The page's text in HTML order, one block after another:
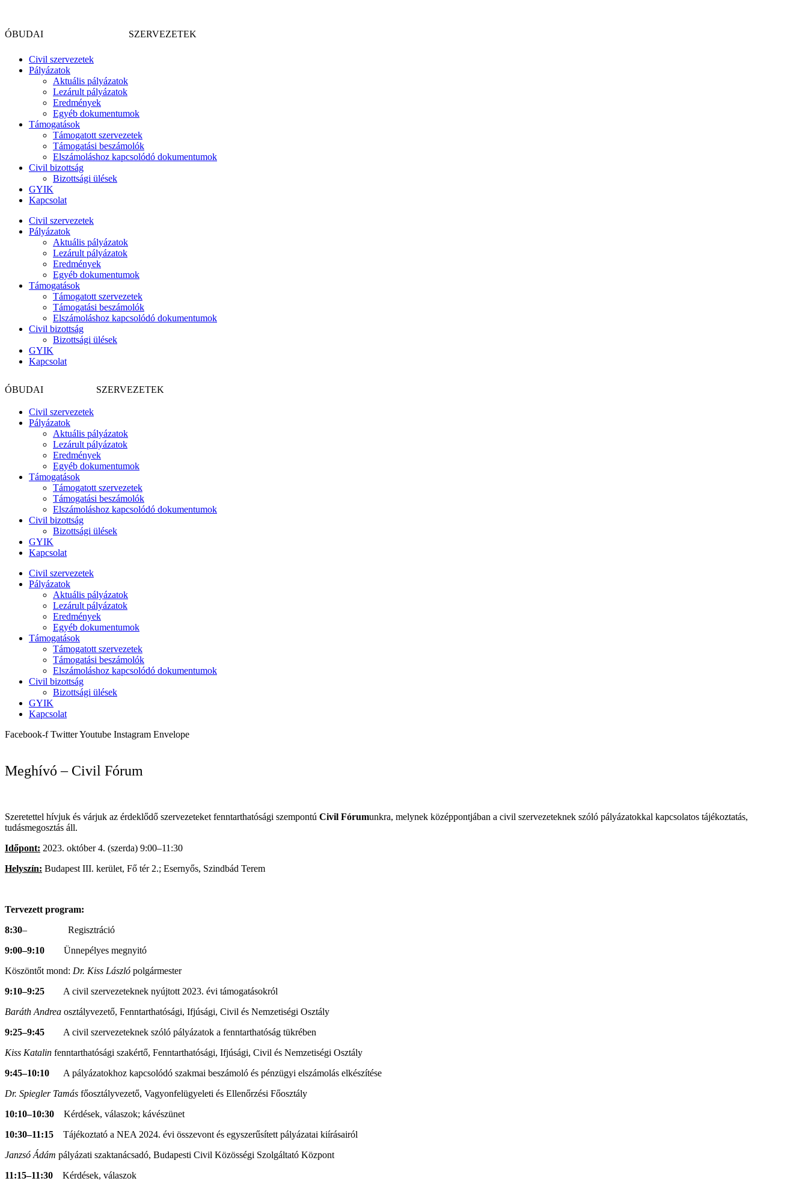
content
ÓBUDAI SZERVEZETEK
Civil szervezetek
Pályázatok
Aktuális pályázatok
Lezárult pályázatok
Eredmények
Egyéb dokumentumok
Támogatások
Támogatott szervezetek
Támogatási beszámolók
Elszámoláshoz kapcsolódó dokumentumok
Civil bizottság
Bizottsági ülések
GYIK
Kapcsolat
Civil szervezetek
Pályázatok
Aktuális pályázatok
Lezárult pályázatok
Eredmények
Egyéb dokumentumok
Támogatások
Támogatott szervezetek
Támogatási beszámolók
Elszámoláshoz kapcsolódó dokumentumok
Civil bizottság
Bizottsági ülések
GYIK
Kapcsolat
ÓBUDAI SZERVEZETEK
Civil szervezetek
Pályázatok
Aktuális pályázatok
Lezárult pályázatok
Eredmények
Egyéb dokumentumok
Támogatások
Támogatott szervezetek
Támogatási beszámolók
Elszámoláshoz kapcsolódó dokumentumok
Civil bizottság
Bizottsági ülések
GYIK
Kapcsolat
Civil szervezetek
Pályázatok
Aktuális pályázatok
Lezárult pályázatok
Eredmények
Egyéb dokumentumok
Támogatások
Támogatott szervezetek
Támogatási beszámolók
Elszámoláshoz kapcsolódó dokumentumok
Civil bizottság
Bizottsági ülések
GYIK
Kapcsolat
Facebook-f TwitterYoutube Instagram Envelope
Meghívó – Civil Fórum
Szeretettel hívjuk és várjuk az érdeklődő szervezeteket fenntarthatósági szempontú Civil Fórumunkra, melynek középpontjában a civil szervezeteknek szóló pályázatokkal kapcsolatos tájékoztatás,
tudásmegosztás áll.
Időpont: 2023. október 4. (szerda) 9:00–11:30
Helyszín: Budapest III. kerület, Fő tér 2.; Esernyős, Szindbád Terem
Tervezett program:
8:30– Regisztráció
9:00–9:10 Ünnepélyes megnyitó
Köszöntőt mond: Dr. Kiss László polgármester
9:10–9:25 A civil szervezeteknek nyújtott 2023. évi támogatásokról
Baráth Andrea osztályvezető, Fenntarthatósági, Ifjúsági, Civil és Nemzetiségi Osztály
9:25–9:45 A civil szervezeteknek szóló pályázatok a fenntarthatóság tükrében
Kiss Katalin fenntarthatósági szakértő, Fenntarthatósági, Ifjúsági, Civil és Nemzetiségi Osztály
9:45–10:10 A pályázatokhoz kapcsolódó szakmai beszámoló és pénzügyi elszámolás elkészítése
Dr. Spiegler Tamás főosztályvezető, Vagyonfelügyeleti és Ellenőrzési Főosztály
10:10–10:30 Kérdések, válaszok; kávészünet
10:30–11:15 Tájékoztató a NEA 2024. évi összevont és egyszerűsített pályázatai kiírásairól
Janzsó Ádám pályázati szaktanácsadó, Budapesti Civil Közösségi Szolgáltató Központ
11:15–11:30 Kérdések, válaszok